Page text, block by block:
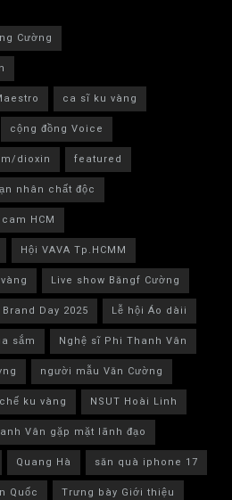
Cường
ca sĩ ku vàng
cộng đồng Voice
dioxin
featured
nhân chất độc
HCM
Hội VAVA Tp.HCMM
Live show Băngf Cường
Day 2025
Lễ hội Áo dàii
sắm
Nghệ sĩ Phi Thanh Vân
người mẫu Văn Cường
ku vàng
NSUT Hoài Linh
Vân gặp mặt lãnh đạo
Quang Hà
săn quà iphone 17
Quốc
Trưng bày Giới thiệu